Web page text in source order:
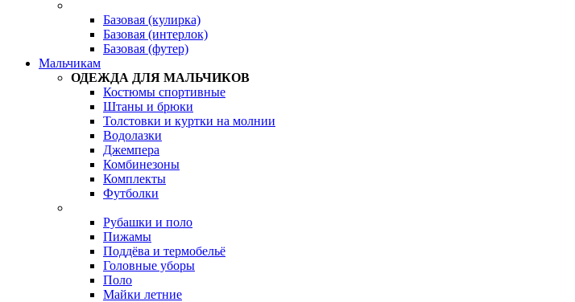
Базовая (кулирка)
Базовая (интерлок)
Базовая (футер)
Мальчикам
ОДЕЖДА ДЛЯ МАЛЬЧИКОВ
Костюмы спортивные
Штаны и брюки
Толстовки и куртки на молнии
Водолазки
Джемпера
Комбинезоны
Комплекты
Футболки
Рубашки и поло
Пижамы
Поддёва и термобельё
Головные уборы
Поло
Майки летние